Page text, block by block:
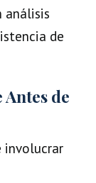
análisis
de
de
involucrar